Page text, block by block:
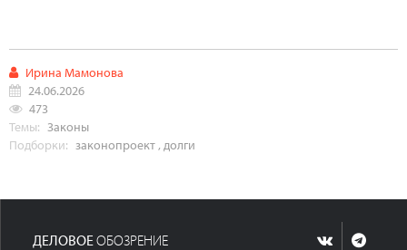
Ирина Мамонова
24.06.2026
473
Темы: Законы
Подборки: законопроект , долги
ДЕЛОВОЕ ОБОЗРЕНИЕ